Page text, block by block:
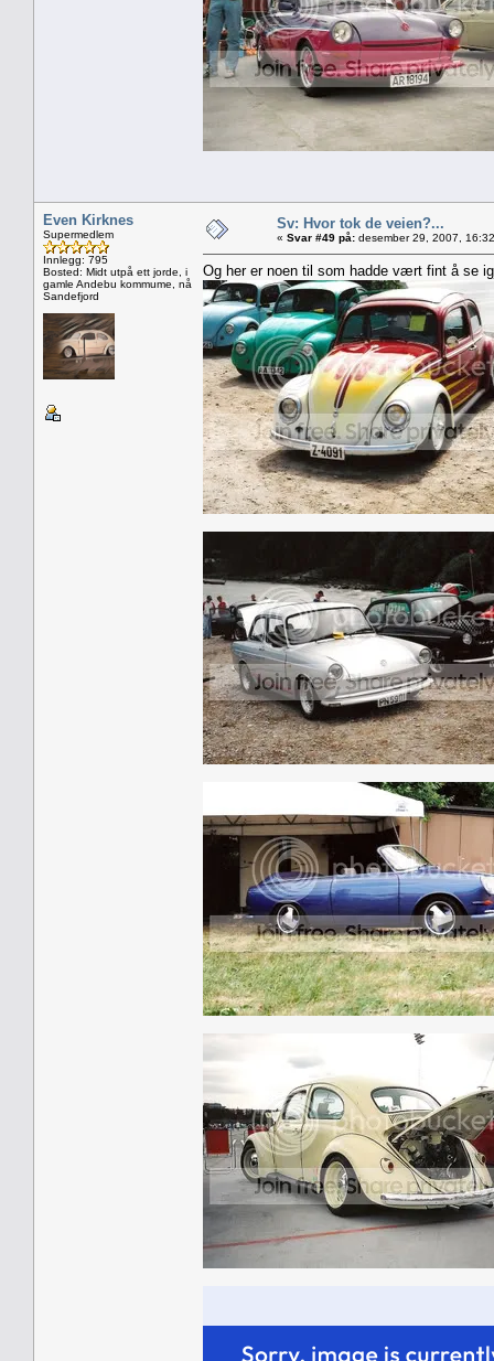
Even Kirknes
Supermedlem
Innlegg: 795
Bosted: Midt utpå ett jorde, i
gamle Andebu kommume, nå
Sandefjord
Sv: Hvor tok de veien?...
« Svar #49 på: desember 29, 2007,
Og her er noen til som hadde vært fint å se